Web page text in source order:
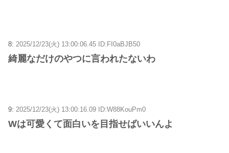
8: 2025/12/23(火) 13:00:06.45 ID:FI0aBJB50
綺麗なだけのやつに言われたないわ
9: 2025/12/23(火) 13:00:16.09 ID:W88KouPm0
Wは可愛くて面白いを目指せばいいんよ